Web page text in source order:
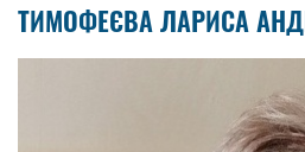
ТИМОФЕЄВА ЛАРИСА